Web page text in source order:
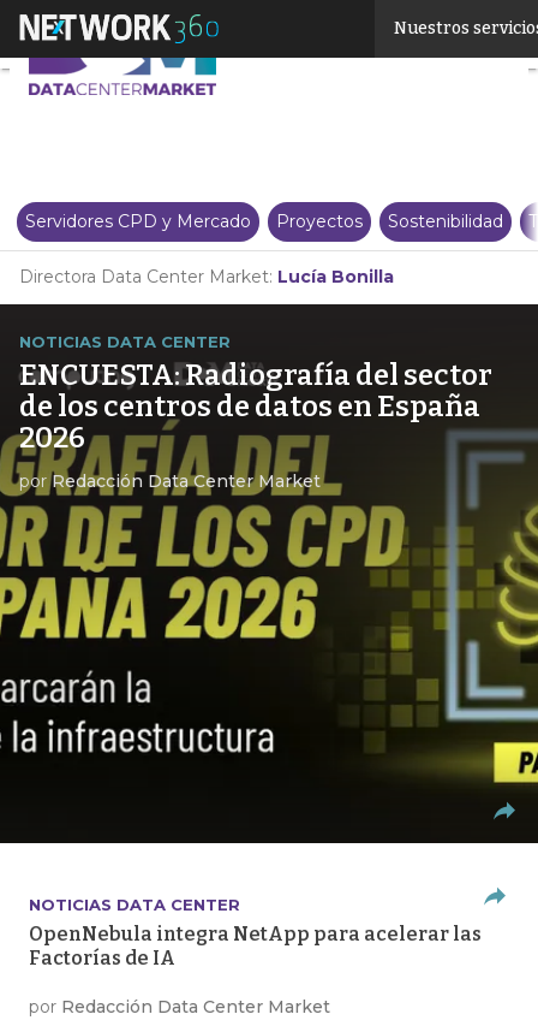
Nuestros
Servidores CPD y Mercado Proyectos Sostenibilidad
Directora Data Center Market: Lucía Bonilla
NOTICIAS DATA CENTER
ENCUESTA: Radiografía del sector
de los centros de datos en España
2026
porRedacción Data Center Market
NOTICIAS DATA CENTER
OpenNebula integra NetApp para acelerar las
Factorías de IA
por Redacción Data Center Market